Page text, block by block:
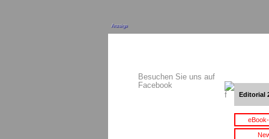
Anzeige
Besuchen Sie uns auf
Facebook
Editorial